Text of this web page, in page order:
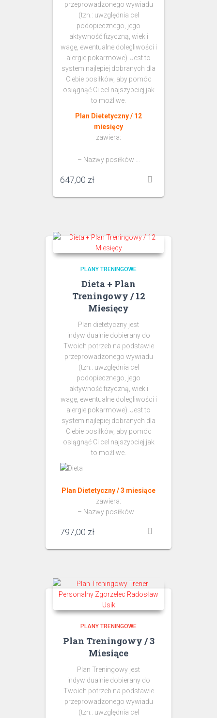
przeprowadzonego wywiadu
(tzn.: uwzględnia cel
podopiecznego, jego
aktywność fizyczną, wiek i
wagę, ewentualne dolegliwości i
alergie pokarmowe). Jest to
system najlepiej dobranych dla
Ciebie posiłków, aby pomóc
osiągnąć Ci cel najszybciej jak
to możliwe.
Plan Dietetyczny / 12
miesięcy
zawiera:
– Nazwy posiłków …
647,00 zł
PLANY TRENINGOWE
Dieta + Plan
Treningowy / 12
Miesięcy
Plan dietetyczny jest
indywidualnie dobierany do
Twoich potrzeb na podstawie
przeprowadzonego wywiadu
(tzn.: uwzględnia cel
podopiecznego, jego
aktywność fizyczną, wiek i
wagę, ewentualne dolegliwości i
alergie pokarmowe). Jest to
system najlepiej dobranych dla
Ciebie posiłków, aby pomóc
osiągnąć Ci cel najszybciej jak
to możliwe.
Plan Dietetyczny / 3 miesiące
zawiera:
– Nazwy posiłków …
797,00 zł
PLANY TRENINGOWE
Plan Treningowy / 3
Miesiące
Plan Treningowy jest
indywidualnie dobierany do
Twoich potrzeb na podstawie
przeprowadzonego wywiadu
(tzn.: uwzględnia cel